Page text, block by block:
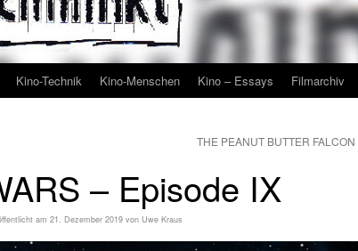
Kino-Technik Kino-Menschen Kino – Essays Filmarchiv
THE PEANUT BUTTER FALCON
– Episode IX
am 21. Dezember 2019 von Uwe Kraus